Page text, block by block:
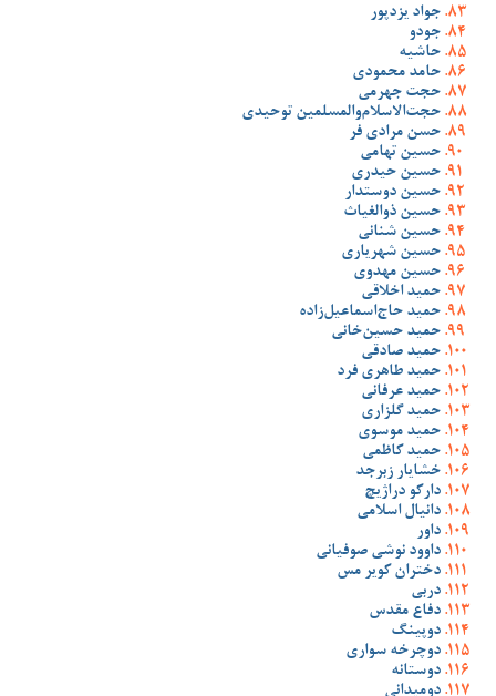
جواد یزدپور
جودو
حاشیه
حامد محمودی
حجت جهرمی
حجت‌الاسلام‌والمسلمین توحیدی
حسن مرادی فر
حسین تهامی
حسین حیدری
حسین دوستدار
حسین ذوالغیاث
حسین شنانی
حسین شهریاری
حسین مهدوی
حمید اخلاقی
حمید حاج‌اسماعیل‌زاده
حمید حسین‌خانی
حمید صادقی
حمید طاهری فرد
حمید عرفانی
حمید گلزاری
حمید موسوی
حمید کاظمی
خشایار زبرجد
دارکو دراژیچ
دانیال اسلامی
داور
داوود نوشی صوفیانی
دختران کویر مس
دربی
دفاع مقدس
دوپینگ
دوچرخه سواری
دوستانه
دومیدانی